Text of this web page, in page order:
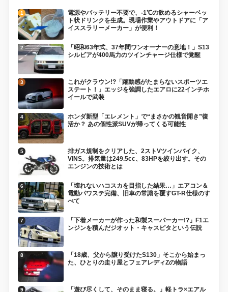
電源やバッテリー不要で、-1℃の飲めるシャーベッ
ト状ドリンクを生成。現場作業やアウトドアに「ア
イススラリーメーカー」が便利！
「昭和63年式、37年間ワンオーナーの意地！」S13
シルビアが400馬力のツインチャージ仕様で覚醒
これがクラウン!?「躍動感がたまらないスポーツエ
ステート！」エッジを強調したエアロに22インチホ
イールで武装
ホンダ新型「エレメント」で“まさかの観音開き”復
活か？ あの個性派SUVが帰ってくる可能性
排ガス規制をクリアした、2ストVツインバイク、
VINS。排気量は249.5cc、83HPを絞り出す。その
エンジンの技術とは
「壊れないハコスカを目指した結果…」エアコン＆
電動パワステ完備、旧車の常識を覆すGT-R仕様のす
べて
「下着メーカーが作った和製スーパーカー!?」F1エ
ンジンを積んだジオット・キャスピタという伝説
「18歳、父から譲り受けたS130」そこから始まっ
た、ひとりの走り屋とフェアレディZの物語
「遊び尽くして、そのまま寝る。」軽トラ×エアル